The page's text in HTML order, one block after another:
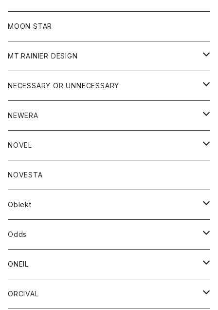
フリース
ジャケット
ニット
パンツ
帽子
MOON STAR
MT.RAINIER DESIGN
アウター
コート
ジャケット
アクセサリー
バッグ
グッズ
ウォレット
靴
トップス
ジャケット
シャツ
ボトム
ショートパンツ
パンツ
レディース
シャツ
Tシャツ
NECESSARY OR UNNECESSARY
アウター
コート
ジャケット
アクセサリー
バッグ
ブレスレット
グッズ
靴
ストール/マフラー
トップス
シャツ
シャツジャケット
ボトム
ショートパンツ
ジーンズ
NEWERA
帽子
NOVEL
トップス
カットソー
スエット
ボトム
NOVESTA
Oblekt
ボトム
ショートパンツ
パンツ
レディース
ボトム
Odds
帽子
ONEIL
スカート
ORCIVAL